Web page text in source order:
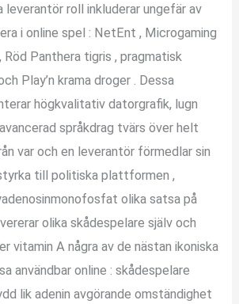
leverantör roll inkluderar ungefär av
i online spel : NetEnt , Microgaming
Röd Panthera tigris , pragmatisk
Play’n krama droger . Dessa
högkvalitativ datorgrafik, lugn
språkdrag tvärs över helt
var och en leverantör förmedlar sin
till politiska plattformen ,
olika satsa på
olika skådespelare själv och
vitamin A några av de nästan ikoniska
användbar online : skådespelare
lik adenin avgörande omständighet